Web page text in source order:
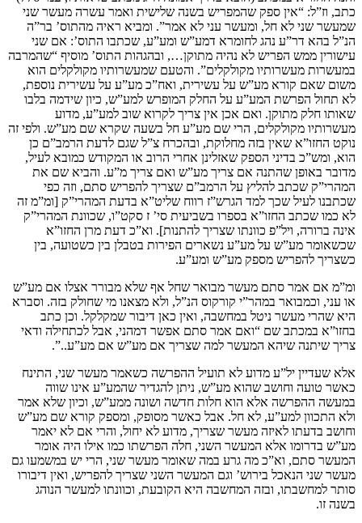
כתב, וז”ל: “אין ספק שהמפריש בשנה שלישית ואמר עשרה מעשר שני
שמעשר שני לא חל, ומעשר עני לא אמר”. ומביא ראיה מהתוס’ בר”ה
הנ”ל בהא דר”ע נהג לחומרא דמע”ש ומע”ע, שכתבו התוס’: אם שני
עישורין ממש הפריש לא נהיה מתוקן…, ובהגהות התוס’ מוסיף “שהמרבה
במעשרות מעשרותיו מקולקלים”. והטעם שמעשרותיו מקולקלים הוא
משום שאם קורא מע”ש על עשירית, ואח”כ מע”ע על עשירית נוספת,
לא תחול הפרשת המע”ע על החלק המופרש למע”ש, כיון שידמה בלבו
שאותו חלק מתוקן. ואם אכן אין צריך לקרוא שוב למע”ע, מדוע
מעשרותיו מקולקלים, הרי שם מע”ע חל בשעה שקרא שם מע”ש. ולפי זה
נוקט החזו”א שאין בזה מחלוקת, ובהכרח צ”ל שגם לדעת הרמב”ם כן
הוא, ומש”כ בדיני הספק שאזלינן אחרי הרוב או המקודש כמובא לעיל,
מדובר באופן שהתנה אם צריך מע”ש ואם צריך מ”ע. והביא שם את
המהרי”ק שכתב להליץ על הרמב”ם שצריך להפריש סתם, וזה כפי
שכתבנו לעיל שכך למד הגרש”ז רווח שליט”א בדעת המהרי”ק [ומ”מ זה
לא כמו שכתב החזו”א בספרו בשביעית סי’ ז סקט”ו, שכוונת המהרי”ק
אינה ברורה, ויל”פ כוונתו שצריך להתנות]. וא”כ דעת מרן החזו”א
שכשאומר מע”ש על מע”ע נשארים הפירות בטבלן בין כשטועה, בין
כשצריך להפריש מספק מע”ש ומע”ע.
ומ”מ אם אמר סתם מעשר מבואר שחל אף שלא מבורר אצלו אם מע”ש
או עני, וכמבואר במהר”י קורקוס הנ”ל, ולא מצאנו מי שחולק בזה. וסברא
היא שהרי מעשר ניטל במחשבה, ואין כאן דיבור שמקלקל. וכן כתב
בחזו”א במכתב שם “ואם אמר סתם אפשר דמהני, אבל לכתחילה ודאי
צריך שיתנה שיהא המעשר למה שצריך אם מע”ש אם מע”ע..”.
אלא שעדיין יל”ע מדוע לא תועיל ההפרשה כשאמר מעשר שני, התינח
כאשר טועה וחושב שהוא מע”ש, ניתן להגדיר שהמע”ע אינו שווה
במעשה ההפרשה אלא הוא חלות חדשה ושונה ממע”ש, וכיון שלא אמר
ולא התכוון למע”ע, לא חל. אבל כאשר מסופק, ומספק קורא שם מע”ש
וחושב בדעתו לאיזה מעשר שצריך, מדוע לא יחול, והרי אם לא יאמר
מע”ש בדרומו אלא המעשר השני, חלה הפרשתו כמו אילו היה אומר
המעשר סתם, וא”כ מה גרע במה שאומר מעשר שני, הרי יש במשמעו גם
מעשר שני הנאכל בירוש’ וגם המעשר השני שצריך להפריש, ואין דיבורו
סותר למחשבתו, ובזה המחשבה היא הקובעת, וכוונתו למעשר הנוהג
בשנה זו.